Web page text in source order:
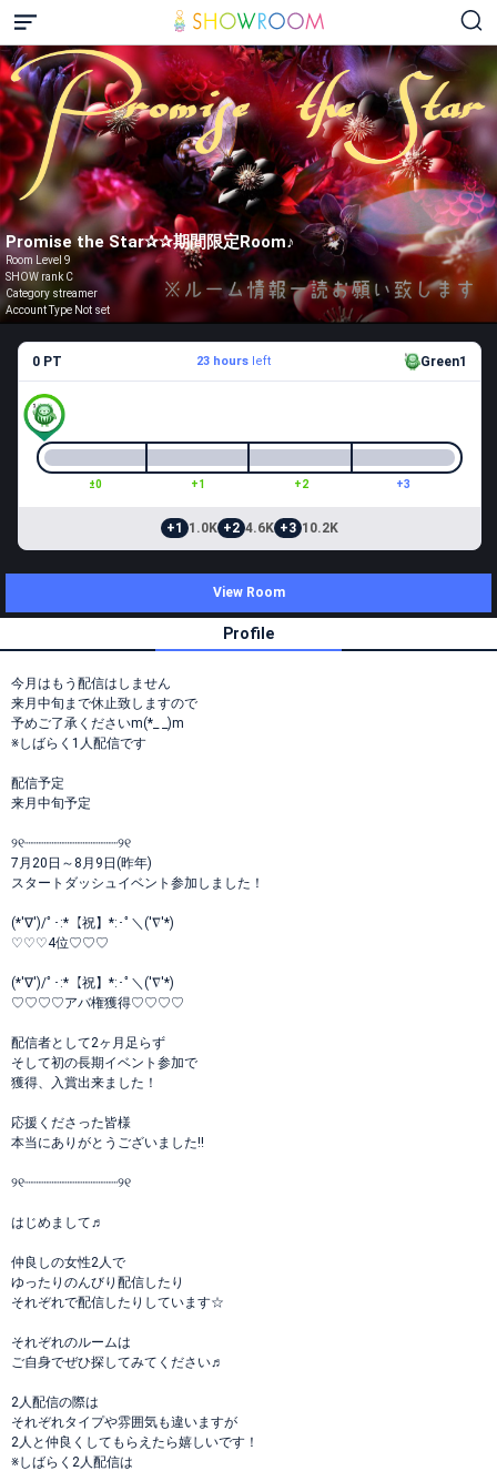
Promise the Star✰✰期間限定Room♪
Room Level 9
SHOW rank C
Category streamer
Account Type Not set
0 PT 23 hoursleft Green1
±0 +1 +2 +3
+1 1.0K +2 4.6K +3 10.2K
View Room
Profile
今月はもう配信はしません
来月中旬まで休止致しますので
予めご了承くださいm(*_ _)m
※しばらく1人配信です
配信予定
来月中旬予定
୨୧┈┈┈┈┈┈┈┈┈┈┈┈୨୧
7月20日～8月9日(昨年)
スタートダッシュイベント参加しました！
(*'∇')/ﾟ･:*【祝】*:･ﾟ＼('∇'*)
♡♡♡4位♡♡♡
(*'∇')/ﾟ･:*【祝】*:･ﾟ＼('∇'*)
♡♡♡♡アバ権獲得♡♡♡♡
配信者として2ヶ月足らず
そして初の長期イベント参加で
獲得、入賞出来ました！
応援くださった皆様
本当にありがとうございました!!
୨୧┈┈┈┈┈┈┈┈┈┈┈┈୨୧
はじめまして♬︎
仲良しの女性2人で
ゆったりのんびり配信したり
それぞれで配信したりしています☆
それぞれのルームは
ご自身でぜひ探してみてください♬︎
2人配信の際は
それぞれタイプや雰囲気も違いますが
2人と仲良くしてもらえたら嬉しいです！
※しばらく2人配信は